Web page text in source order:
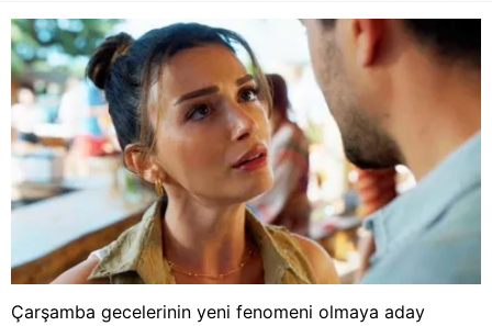
Çarşamba gecelerinin yeni fenomeni olmaya aday